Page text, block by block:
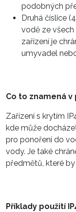
podobných
Druhá číslice
vodě ze všech
zařízení je
umyvadel
Co to znamená v
Zařízení s krytím
kde může
pro ponoření do
vody. Je také
předmětů, které
Příklady použití